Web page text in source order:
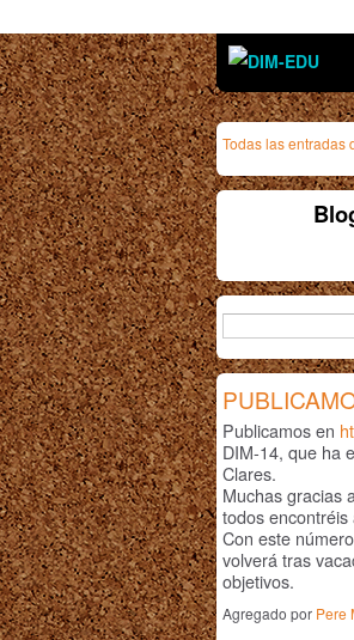
Todas las entradas
Publicamos en
DIM-14, que ha
Clares.
Muchas gracias
todos
Con este
volverá tras
objetivos.
Agregado por Pere